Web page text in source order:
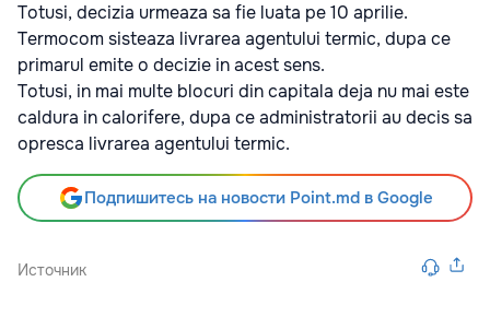
Totusi, decizia urmeaza sa fie luata pe 10 aprilie.
Termocom sisteaza livrarea agentului termic, dupa ce
primarul emite o decizie in acest sens.
Totusi, in mai multe blocuri din capitala deja nu mai este
caldura in calorifere, dupa ce administratorii au decis sa
opresca livrarea agentului termic.
Подпишитесь на новости Point.md в Google
Источник